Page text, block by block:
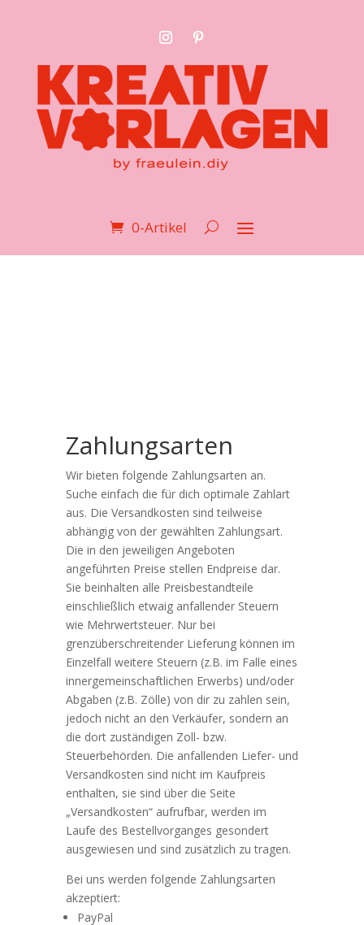
0-Artikel
Zahlungsarten
Wir bieten folgende Zahlungsarten an.
Suche einfach die für dich optimale Zahlart
aus. Die Versandkosten sind teilweise
abhängig von der gewählten Zahlungsart.
Die in den jeweiligen Angeboten
angeführten Preise stellen Endpreise dar.
Sie beinhalten alle Preisbestandteile
einschließlich etwaig anfallender Steuern
wie Mehrwertsteuer. Nur bei
grenzüberschreitender Lieferung können im
Einzelfall weitere Steuern (z.B. im Falle eines
innergemeinschaftlichen Erwerbs) und/oder
Abgaben (z.B. Zölle) von dir zu zahlen sein,
jedoch nicht an den Verkäufer, sondern an
die dort zuständigen Zoll- bzw.
Steuerbehörden. Die anfallenden Liefer- und
Versandkosten sind nicht im Kaufpreis
enthalten, sie sind über die Seite
„Versandkosten“ aufrufbar, werden im
Laufe des Bestellvorganges gesondert
ausgewiesen und sind zusätzlich zu tragen.
Bei uns werden folgende Zahlungsarten
akzeptiert:
PayPal